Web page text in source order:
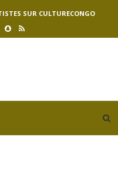
SUR CULTURECONGO